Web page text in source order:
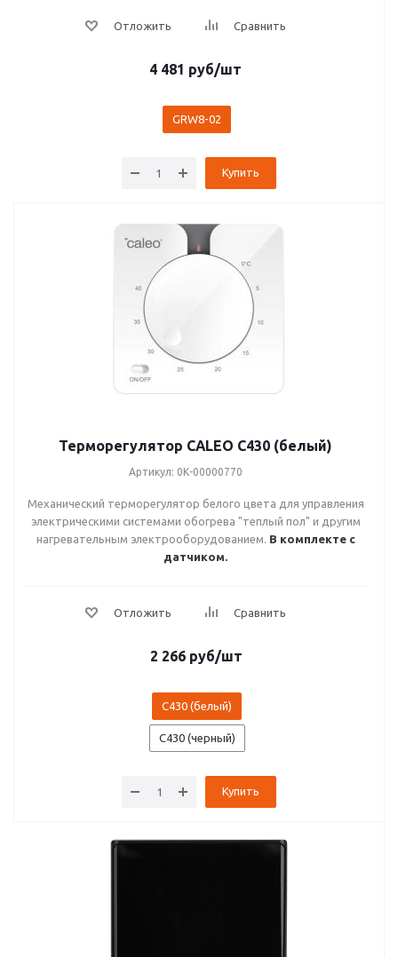
4 481 руб/шт
GRW8-02
Купить
Терморегулятор CALEO C430 (белый)
Артикул: 0К-00000770
Механический терморегулятор белого цвета для управления
электрическими системами обогрева "теплый пол" и другим
нагревательным электрооборудованием. В комплекте с
датчиком.
2 266руб/шт
C430 (белый)
C430 (черный)
Купить